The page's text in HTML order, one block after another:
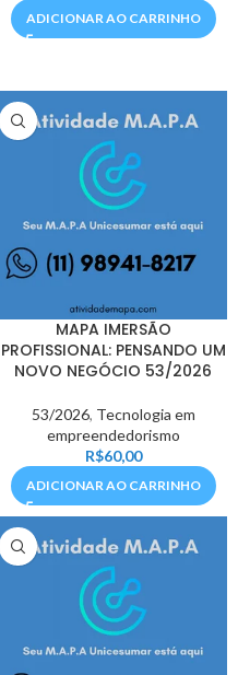
ADICIONAR AO CARRINHO
MAPA IMERSÃO
PROFISSIONAL: PENSANDO UM
NOVO NEGÓCIO 53/2026
53/2026, Tecnologia em
empreendedorismo
R$60,00
ADICIONAR AO CARRINHO